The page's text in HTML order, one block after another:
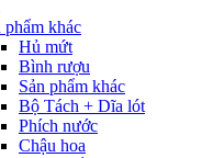
phẩm khác
Hủ mứt
Bình rượu
Sản phẩm khác
Bộ Tách + Dĩa lót
Phích nước
Chậu hoa